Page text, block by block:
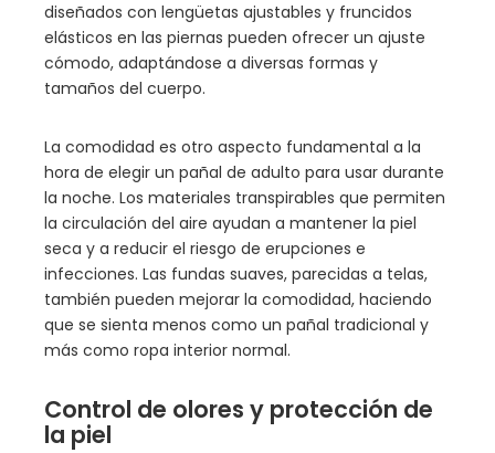
diseñados con lengüetas ajustables y fruncidos
elásticos en las piernas pueden ofrecer un ajuste
cómodo, adaptándose a diversas formas y
tamaños del cuerpo.
La comodidad es otro aspecto fundamental a la
hora de elegir un pañal de adulto para usar durante
la noche. Los materiales transpirables que permiten
la circulación del aire ayudan a mantener la piel
seca y a reducir el riesgo de erupciones e
infecciones. Las fundas suaves, parecidas a telas,
también pueden mejorar la comodidad, haciendo
que se sienta menos como un pañal tradicional y
más como ropa interior normal.
Control de olores y protección de
la piel